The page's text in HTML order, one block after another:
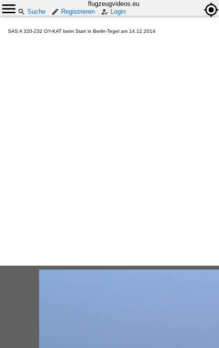
flugzeugvideos.eu
Suche
Registrieren Login
SAS A 320-232 OY-KAT beim Start in Berlin-Tegel am 14.12.2014